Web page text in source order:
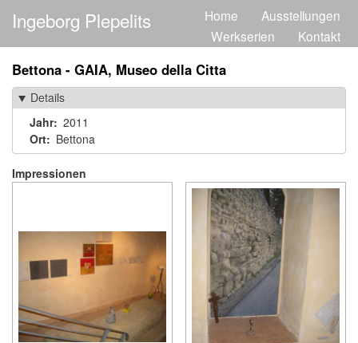
Direkt
Inhalt
navigation
Home
Ausstellungen
Werkserien
Kontakt
Ingeborg Plepelits
Bettona - GAIA, Museo della Citta
Details
Jahr 2011
Ort
Bettona
Impressionen